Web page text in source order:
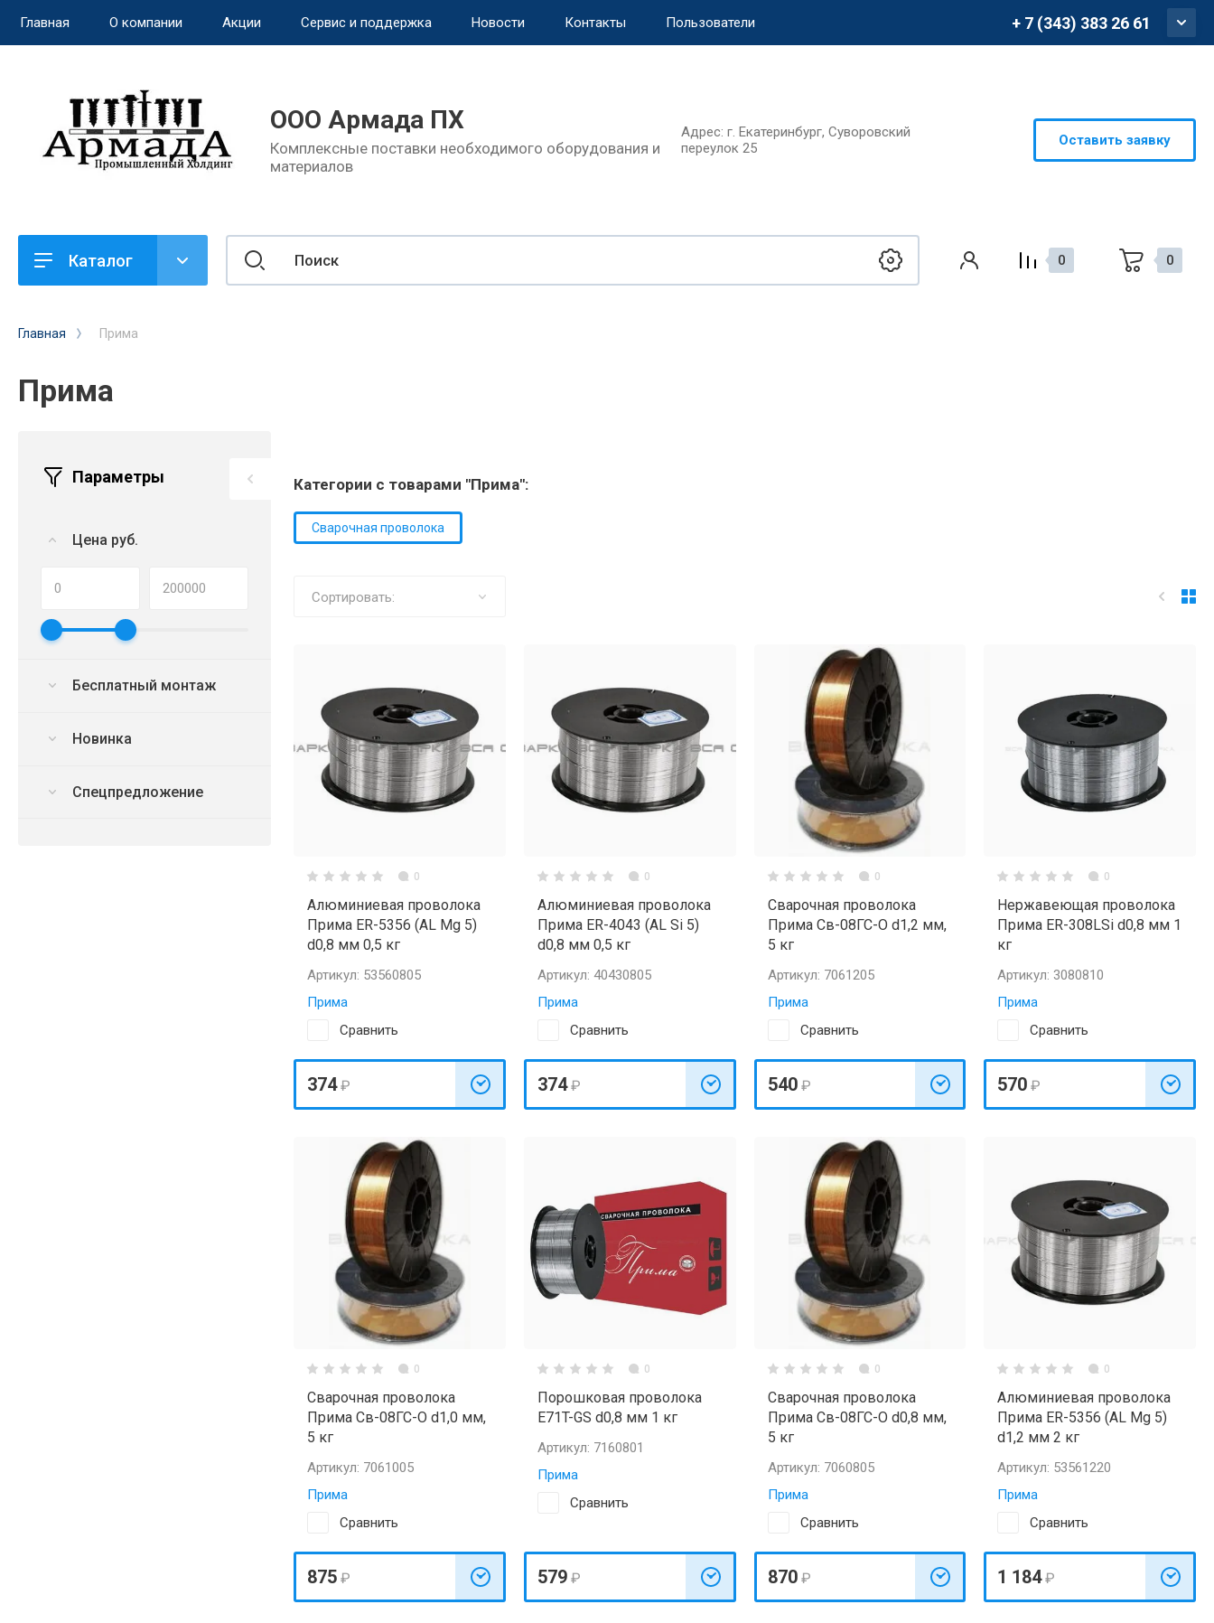
назад
Сервис и поддержка
Обмен и возврат
Способы оплаты
Главная О компании Акции Сервис и поддержка Новости Контакты Пользователи + 7 (343) 383 26 61
ООО Армада ПХ
Комплексные поставки необходимого оборудования и
материалов
Адрес: г. Екатеринбург, Суворовский
переулок 25
Оставить заявку
Каталог 0 0
Главная Прима
Прима
Параметры
Цена руб.
Бесплатный монтаж
Новинка
Спецпредложение
Категории с товарами "Прима":
Сварочная проволока
Сортировать:
0
Алюминиевая проволока
Прима ER-5356 (AL Mg 5)
d0,8 мм 0,5 кг
Артикул: 53560805
Прима
Сравнить
374 ₽
0
Алюминиевая проволока
Прима ER-4043 (AL Si 5)
d0,8 мм 0,5 кг
Артикул: 40430805
Прима
Сравнить
374 ₽
0
Сварочная проволока
Прима Св-08ГС-О d1,2 мм,
5 кг
Артикул: 7061205
Прима
Сравнить
540 ₽
0
Нержавеющая проволока
Прима ER-308LSi d0,8 мм 1
кг
Артикул: 3080810
Прима
Сравнить
570 ₽
0
Сварочная проволока
Прима Св-08ГС-О d1,0 мм,
5 кг
Артикул: 7061005
Прима
Сравнить
875 ₽
0
Порошковая проволока
E71T-GS d0,8 мм 1 кг
Артикул: 7160801
Прима
Сравнить
579 ₽
0
Сварочная проволока
Прима Св-08ГС-О d0,8 мм,
5 кг
Артикул: 7060805
Прима
Сравнить
870 ₽
0
Алюминиевая проволока
Прима ER-5356 (AL Mg 5)
d1,2 мм 2 кг
Артикул: 53561220
Прима
Сравнить
1 184 ₽